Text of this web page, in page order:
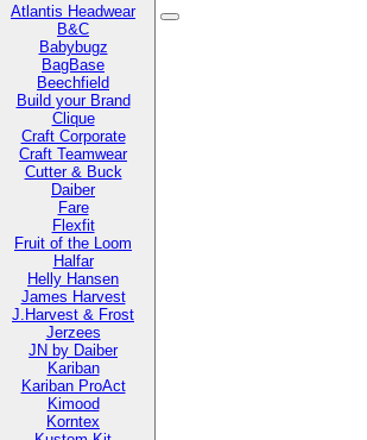
Atlantis Headwear
B&C
Babybugz
BagBase
Beechfield
Build your Brand
Clique
Craft Corporate
Craft Teamwear
Cutter & Buck
Daiber
Fare
Flexfit
Fruit of the Loom
Halfar
Helly Hansen
James Harvest
J.Harvest & Frost
Jerzees
JN by Daiber
Kariban
Kariban ProAct
Kimood
Korntex